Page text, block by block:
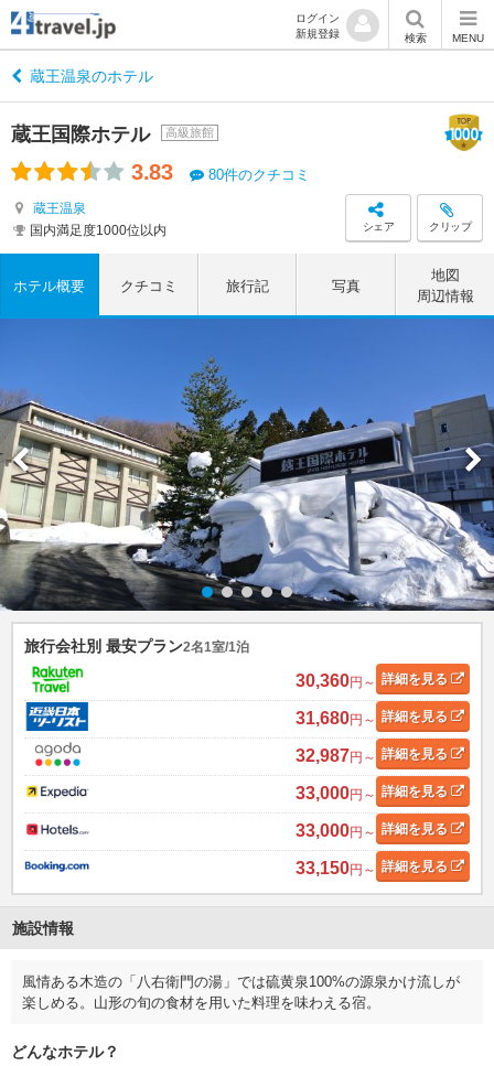
ログイン
新規登録
検索 MENU
蔵王温泉のホテル
蔵王国際ホテル 高級旅館
3.83 80件のクチコミ
蔵王温泉
国内満足度1000位以内
シェア クリップ
ホテル概要 クチコミ 旅行記 写真
地図
周辺情報
旅行会社別 最安プラン2名1室/1泊
30,360円～ 詳細を見る
31,680円～ 詳細を見る
32,987円～ 詳細を見る
33,000円～ 詳細を見る
33,000円～ 詳細を見る
33,150円～ 詳細を見る
施設情報
風情ある木造の「八右衛門の湯」では硫黄泉100%の源泉かけ流しが
楽しめる。山形の旬の食材を用いた料理を味わえる宿。
どんなホテル？